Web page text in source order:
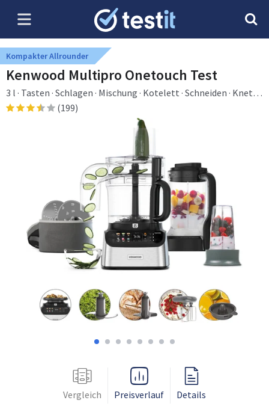
Kompakter Allrounder
Kenwood Multipro Onetouch Test
3 l · Tasten · Schlagen · Mischung · Kotelett · Schneiden · Kneten
· Mixen · Rührer · 1 m · 0,5 l
(199)
Vergleich Preisverlauf Details